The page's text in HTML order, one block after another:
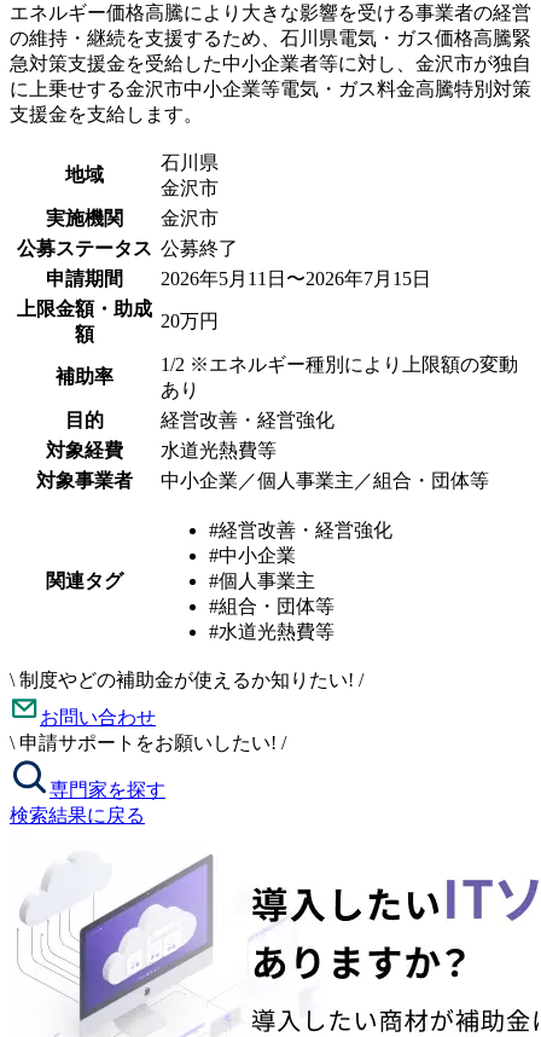
エネルギー価格高騰により大きな影響を受ける事業者の経営
の維持・継続を支援するため、石川県電気・ガス価格高騰緊
急対策支援金を受給した中小企業者等に対し、金沢市が独自
に上乗せする金沢市中小企業等電気・ガス料金高騰特別対策
支援金を支給します。
地域
石川県
金沢市
実施機関
金沢市
公募ステータス 公募終了
申請期間
2026年5月11日〜2026年7月15日
上限金額・助成
額
20万円
補助率
1/2 ※エネルギー種別により上限額の変動
あり
目的
経営改善・経営強化
対象経費
水道光熱費等
対象事業者
中小企業／個人事業主／組合・団体等
関連タグ
#経営改善・経営強化
#中小企業
#個人事業主
#組合・団体等
#水道光熱費等
\ 制度やどの補助金が使えるか知りたい! /
お問い合わせ
\ 申請サポートをお願いしたい! /
専門家を探す
検索結果に戻る